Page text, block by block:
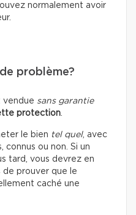
normalement avoir
problème?
vendue sans garantie
protection
le bien tel quel, avec
ou non. Si un
tard, vous devrez en
de prouver que le
caché une